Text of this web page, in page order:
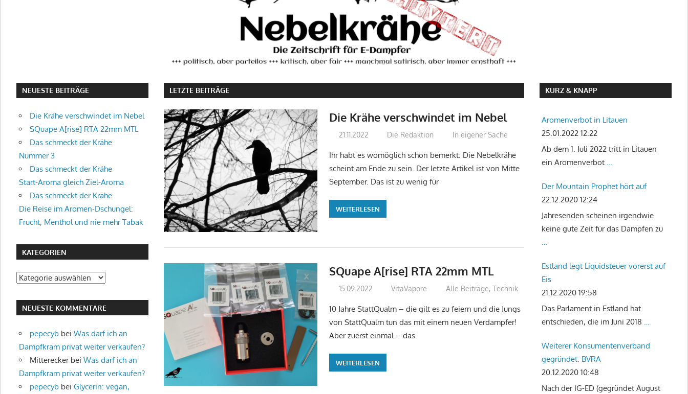
LETZTE BEITRÄGE
Die Krähe verschwindet im Nebel
21.11.2022 Die Redaktion In eigener Sache
Ihr habt es womöglich schon bemerkt: Die Nebelkrähe
scheint am Ende zu sein. Der letzte Artikel ist von Mitte
September. Das ist zu wenig für
WEITERLESEN
SQuape A[rise] RTA 22mm MTL
15.09.2022 VitaVapore Alle Beiträge,Technik
10 Jahre StattQualm – die gilt es zu feiern und die Jungs
von StattQualm tun das mit einem neuen Verdampfer!
Aber zuerst einmal – das
WEITERLESEN
NEUESTE BEITRÄGE
Die Krähe verschwindet im Nebel
SQuape A[rise] RTA 22mm MTL
Das schmeckt der Krähe
Nummer 3
Das schmeckt der Krähe
Start-Aroma gleich Ziel-Aroma
Das schmeckt der Krähe
Die Reise im Aromen-Dschungel:
Frucht, Menthol und nie mehr Tabak
KATEGORIEN
Kategorien
NEUESTE KOMMENTARE
pepecybbei Was darf ich an
Dampfkram privat weiter verkaufen?
Mittereckerbei Was darf ich an
Dampfkram privat weiter verkaufen?
pepecybbei Glycerin: vegan,
KURZ & KNAPP
Aromenverbot in Litauen
25.01.2022 12:22
Ab dem 1. Juli 2022 tritt in Litauen
ein Aromenverbot …
Der Mountain Prophet hört auf
22.12.2020 12:24
Jahresenden scheinen irgendwie
keine gute Zeit für das Dampfen zu
…
Estland legt Liquidsteuer vorerst auf
Eis
21.12.2020 19:58
Das Parlament in Estland hat
entschieden, die im Juni 2018 …
Weiterer Konsumentenverband
gegründet: BVRA
20.12.2020 10:48
Nach der IG-ED (gegründet August